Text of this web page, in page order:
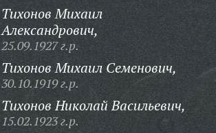
Тихонов Михаил
Александрович,
25.09.1927 г.р.
Тихонов Михаил Семенович,
30.10.1919 г.р.
Тихонов Николай Васильевич,
15.02.1923 г.р.